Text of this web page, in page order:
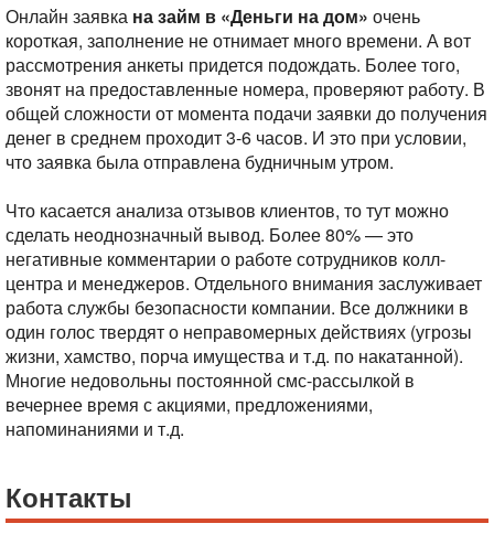
Онлайн заявка на займ в «Деньги на дом» очень
короткая, заполнение не отнимает много времени. А вот
рассмотрения анкеты придется подождать. Более того,
звонят на предоставленные номера, проверяют работу. В
общей сложности от момента подачи заявки до получения
денег в среднем проходит 3-6 часов. И это при условии,
что заявка была отправлена будничным утром.
Что касается анализа отзывов клиентов, то тут можно
сделать неоднозначный вывод. Более 80% — это
негативные комментарии о работе сотрудников колл-
центра и менеджеров. Отдельного внимания заслуживает
работа службы безопасности компании. Все должники в
один голос твердят о неправомерных действиях (угрозы
жизни, хамство, порча имущества и т.д. по накатанной).
Многие недовольны постоянной смс-рассылкой в
вечернее время с акциями, предложениями,
напоминаниями и т.д.
Контакты